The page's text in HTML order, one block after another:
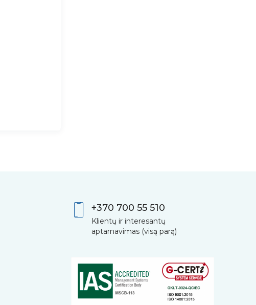
+370 700 55 510
Klientų ir interesantų
aptarnavimas (visą parą)